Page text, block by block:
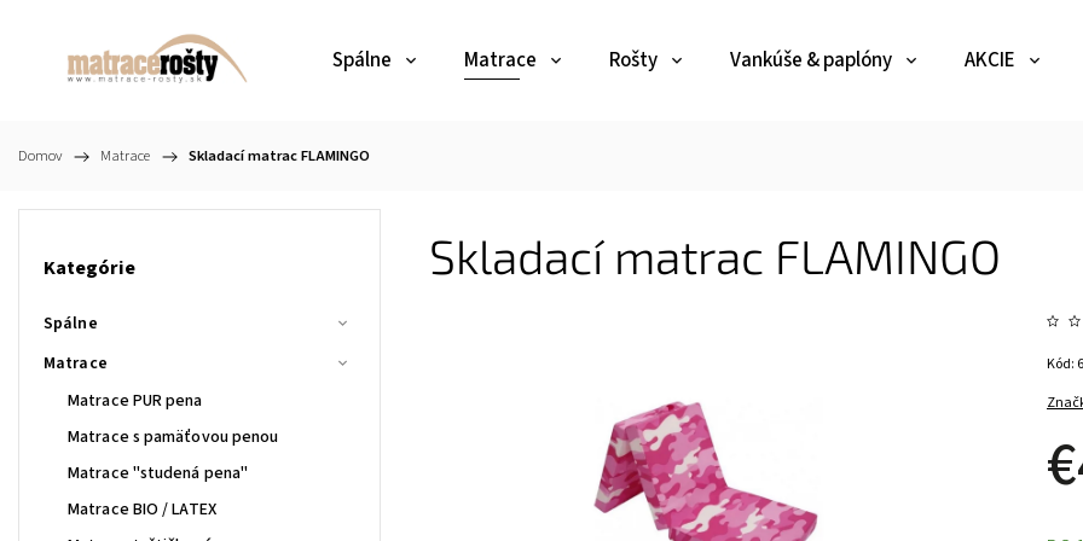
Spálne Matrace Rošty Vankúše & paplóny AKCIE
Domov / Matrace / Skladací matrac FLAMINGO
Kategórie
Spálne
Matrace
Matrace PUR pena
Matrace s pamäťovou penou
Matrace "studená pena"
Matrace BIO / LATEX
Skladací matrac FLAMINGO
Kód: